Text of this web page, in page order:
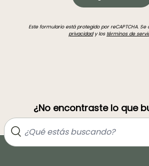
Este formulario está protegido por reCAPTCHA. Se
privacidady los términos de
¿No encontraste lo que